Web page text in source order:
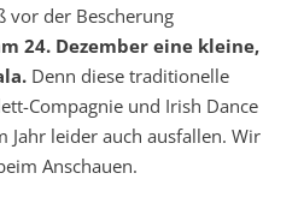
vor der Bescherung
24. Dezember eine kleine,
Denn diese traditionelle
Compagnie und Irish Dance
Jahr leider auch ausfallen. Wir
Anschauen.